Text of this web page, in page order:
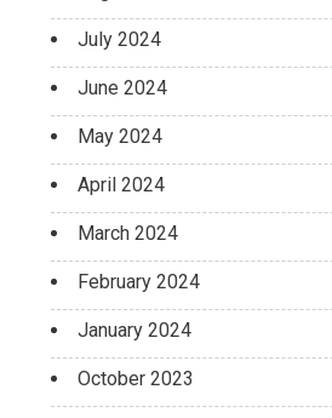
July 2024
June 2024
May 2024
April 2024
March 2024
February 2024
January 2024
October 2023